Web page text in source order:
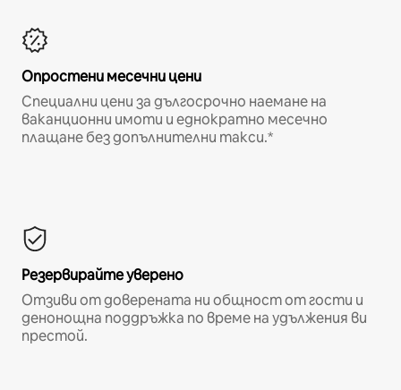
Опростени месечни цени
Специални цени за дългосрочно наемане на
ваканционни имоти и еднократно месечно
плащане без допълнителни такси.*
Резервирайте уверено
Отзиви от доверената ни общност от гости и
денонощна поддръжка по време на удължения ви
престой.